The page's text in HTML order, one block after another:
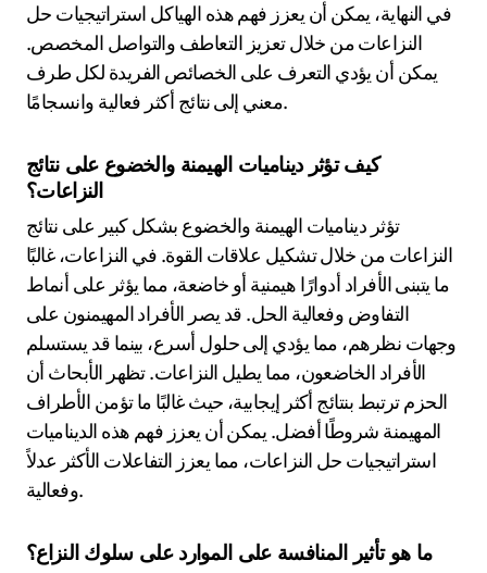
في النهاية، يمكن أن يعزز فهم هذه الهياكل استراتيجيات حل
النزاعات من خلال تعزيز التعاطف والتواصل المخصص.
يمكن أن يؤدي التعرف على الخصائص الفريدة لكل طرف
معني إلى نتائج أكثر فعالية وانسجامًا.
كيف تؤثر ديناميات الهيمنة والخضوع على نتائج
النزاعات؟
تؤثر ديناميات الهيمنة والخضوع بشكل كبير على نتائج
النزاعات من خلال تشكيل علاقات القوة. في النزاعات، غالبًا
ما يتبنى الأفراد أدوارًا هيمنية أو خاضعة، مما يؤثر على أنماط
التفاوض وفعالية الحل. قد يصر الأفراد المهيمنون على
وجهات نظرهم، مما يؤدي إلى حلول أسرع، بينما قد يستسلم
الأفراد الخاضعون، مما يطيل النزاعات. تظهر الأبحاث أن
الحزم ترتبط بنتائج أكثر إيجابية، حيث غالبًا ما تؤمن الأطراف
المهيمنة شروطًا أفضل. يمكن أن يعزز فهم هذه الديناميات
استراتيجيات حل النزاعات، مما يعزز التفاعلات الأكثر عدلاً
وفعالية.
ما هو تأثير المنافسة على الموارد على سلوك النزاع؟